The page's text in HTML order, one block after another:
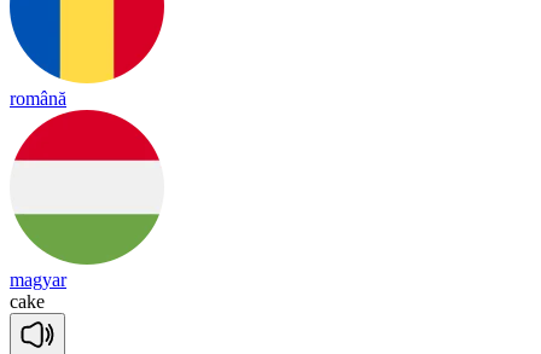
română
magyar
cake